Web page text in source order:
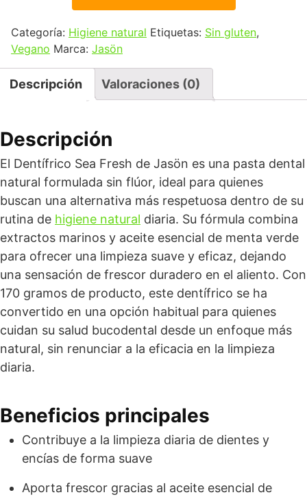
Categoría: Higiene natural Etiquetas: Sin gluten,
Vegano Marca: Jasön
Descripción Valoraciones (0)
Descripción
El Dentífrico Sea Fresh de Jasön es una pasta dental
natural formulada sin flúor, ideal para quienes
buscan una alternativa más respetuosa dentro de su
rutina de higiene natural diaria. Su fórmula combina
extractos marinos y aceite esencial de menta verde
para ofrecer una limpieza suave y eficaz, dejando
una sensación de frescor duradero en el aliento. Con
170 gramos de producto, este dentífrico se ha
convertido en una opción habitual para quienes
cuidan su salud bucodental desde un enfoque más
natural, sin renunciar a la eficacia en la limpieza
diaria.
Beneficios principales
Contribuye a la limpieza diaria de dientes y
encías de forma suave
Aporta frescor gracias al aceite esencial de